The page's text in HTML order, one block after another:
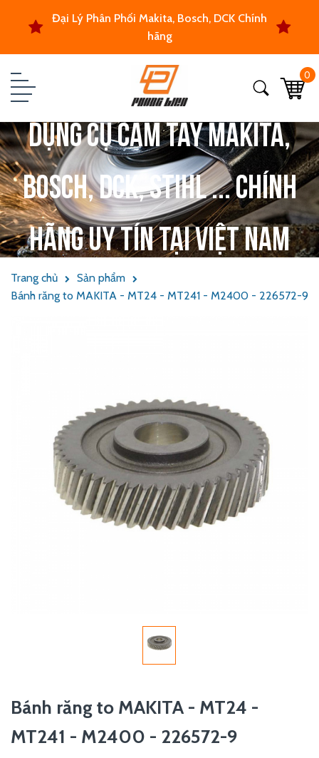
Đại Lý Phân Phối Makita, Bosch, DCK Chính
hãng
0
Dụng cụ cầm tay Makita,
Bosch, DCK, Stihl ... chính
hãng uy tín tại Việt Nam
Trang chủ
Sản phẩm
Bánh răng to MAKITA - MT24 - MT241 - M2400 - 226572-9
Bánh răng to MAKITA - MT24 -
MT241 - M2400 - 226572-9